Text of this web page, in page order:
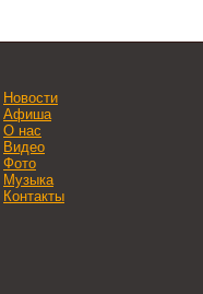
Новости
Афиша
О нас
Видео
Фото
Музыка
Контакты